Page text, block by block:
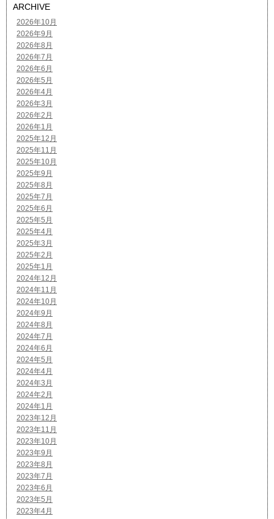
ARCHIVE
2026年10月
2026年9月
2026年8月
2026年7月
2026年6月
2026年5月
2026年4月
2026年3月
2026年2月
2026年1月
2025年12月
2025年11月
2025年10月
2025年9月
2025年8月
2025年7月
2025年6月
2025年5月
2025年4月
2025年3月
2025年2月
2025年1月
2024年12月
2024年11月
2024年10月
2024年9月
2024年8月
2024年7月
2024年6月
2024年5月
2024年4月
2024年3月
2024年2月
2024年1月
2023年12月
2023年11月
2023年10月
2023年9月
2023年8月
2023年7月
2023年6月
2023年5月
2023年4月